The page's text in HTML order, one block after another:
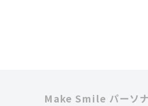
Make Smile パーソ